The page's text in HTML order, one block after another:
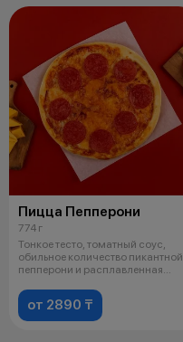
Пицца Пепперони
774 г
Тонкое тесто, томатный соус,
обильное количество пикантной
пепперони и расплавленная
от 2890 ₸